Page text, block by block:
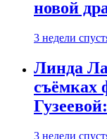
новой
3 недели
Линда
съёмках
3 недели